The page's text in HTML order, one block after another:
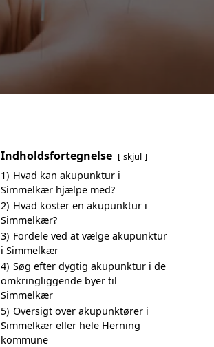
Indholdsfortegnelse skjul
1) Hvad kan akupunktur i
Simmelkær hjælpe med?
2) Hvad koster en akupunktur i
Simmelkær?
3) Fordele ved at vælge akupunktur
i Simmelkær
4) Søg efter dygtig akupunktur i de
omkringliggende byer til
Simmelkær
5) Oversigt over akupunktører i
Simmelkær eller hele Herning
kommune